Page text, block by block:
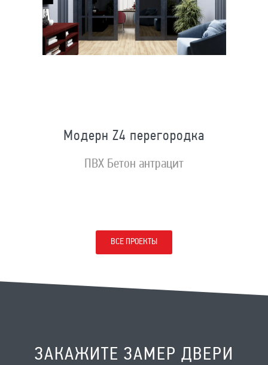
Модерн Z4 перегородка
ПВХ Бетон антрацит
ВСЕ ПРОЕКТЫ
ЗАКАЖИТЕ ЗАМЕР ДВЕРИ